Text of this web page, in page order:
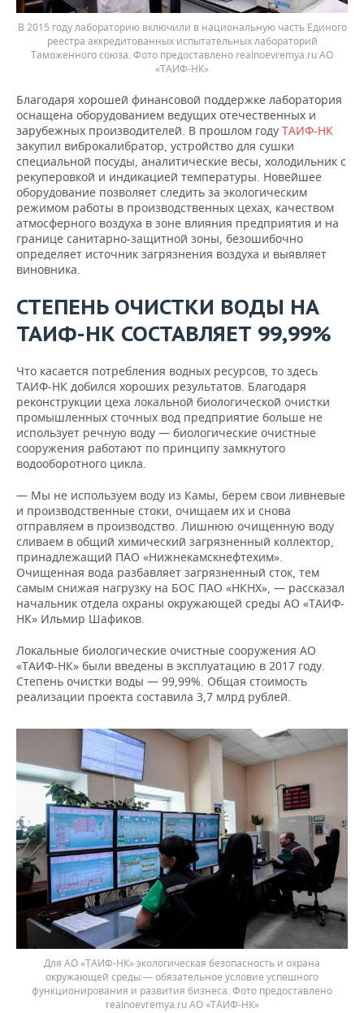
В 2015 году лабораторию включили в национальную часть Единого
реестра аккредитованных испытательных лабораторий
Таможенного союза. Фото предоставлено realnoevremya.ru АО
«ТАИФ-НК»
Благодаря хорошей финансовой поддержке лаборатория
оснащена оборудованием ведущих отечественных и
зарубежных производителей. В прошлом году ТАИФ-НК
закупил виброкалибратор, устройство для сушки
специальной посуды, аналитические весы, холодильник с
рекуперовкой и индикацией температуры. Новейшее
оборудование позволяет следить за экологическим
режимом работы в производственных цехах, качеством
атмосферного воздуха в зоне влияния предприятия и на
границе санитарно-защитной зоны, безошибочно
определяет источник загрязнения воздуха и выявляет
виновника.
СТЕПЕНЬ ОЧИСТКИ ВОДЫ НА
ТАИФ-НК СОСТАВЛЯЕТ 99,99%
Что касается потребления водных ресурсов, то здесь
ТАИФ-НК добился хороших результатов. Благодаря
реконструкции цеха локальной биологической очистки
промышленных сточных вод предприятие больше не
использует речную воду — биологические очистные
сооружения работают по принципу замкнутого
водооборотного цикла.
— Мы не используем воду из Камы, берем свои ливневые
и производственные стоки, очищаем их и снова
отправляем в производство. Лишнюю очищенную воду
сливаем в общий химический загрязненный коллектор,
принадлежащий ПАО «Нижнекамскнефтехим».
Очищенная вода разбавляет загрязненный сток, тем
самым снижая нагрузку на БОС ПАО «НКНХ», — рассказал
начальник отдела охраны окружающей среды АО «ТАИФ-
НК» Ильмир Шафиков.
Локальные биологические очистные сооружения АО
«ТАИФ-НК» были введены в эксплуатацию в 2017 году.
Степень очистки воды — 99,99%. Общая стоимость
реализации проекта составила 3,7 млрд рублей.
Для АО «ТАИФ-НК» экологическая безопасность и охрана
окружающей среды — обязательное условие успешного
функционирования и развития бизнеса. Фото предоставлено
realnoevremya.ru АО «ТАИФ-НК»